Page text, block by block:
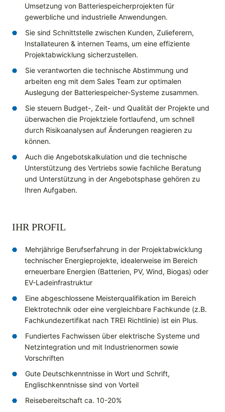
Umsetzung von Batteriespeicherprojekten für
gewerbliche und industrielle Anwendungen.
Sie sind Schnittstelle zwischen Kunden, Zulieferern,
Installateuren & internen Teams, um eine effiziente
Projektabwicklung sicherzustellen.
Sie verantworten die technische Abstimmung und
arbeiten eng mit dem Sales Team zur optimalen
Auslegung der Batteriespeicher-Systeme zusammen.
Sie steuern Budget-, Zeit- und Qualität der Projekte und
überwachen die Projektziele fortlaufend, um schnell
durch Risikoanalysen auf Änderungen reagieren zu
können.
Auch die Angebotskalkulation und die technische
Unterstützung des Vertriebs sowie fachliche Beratung
und Unterstützung in der Angebotsphase gehören zu
Ihren Aufgaben.
IHR PROFIL
Mehrjährige Berufserfahrung in der Projektabwicklung
technischer Energieprojekte, idealerweise im Bereich
erneuerbare Energien (Batterien, PV, Wind, Biogas) oder
EV-Ladeinfrastruktur
Eine abgeschlossene Meisterqualifikation im Bereich
Elektrotechnik oder eine vergleichbare Fachkunde (z.B.
Fachkundezertifikat nach TREI Richtlinie) ist ein Plus.
Fundiertes Fachwissen über elektrische Systeme und
Netzintegration und mit Industrienormen sowie
Vorschriften
Gute Deutschkenntnisse in Wort und Schrift,
Englischkenntnisse sind von Vorteil
Reisebereitschaft ca. 10-20%